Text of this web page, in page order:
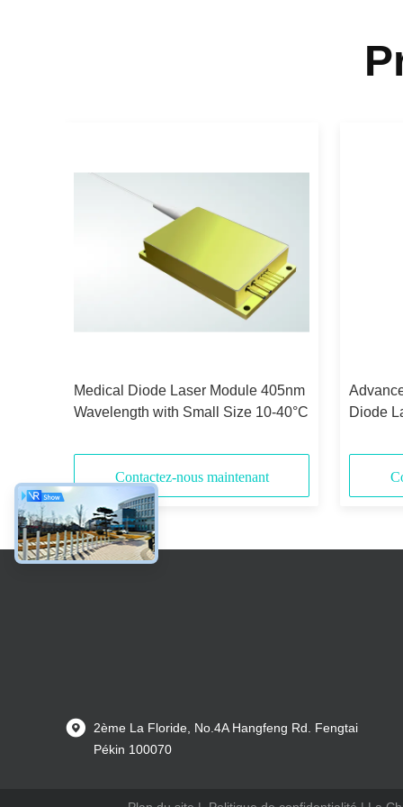
Medical Diode Laser Module 405nm
Wavelength with Small Size 10-40°C
Contactez-nous maintenant
Diode
Aperture
2ème La Floride, No.4A Hangfeng Rd. Fengtai
Pékin 100070